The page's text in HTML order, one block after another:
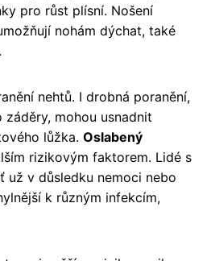
pro růst plísní. Nošení
nohám dýchat, také
nehtů. I drobná poranění,
mohou usnadnit
lůžka. Oslabený
rizikovým faktorem. Lidé s
už v důsledku nemoci nebo
k různým infekcím,